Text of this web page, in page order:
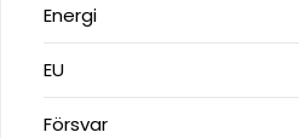
Energi
EU
Försvar